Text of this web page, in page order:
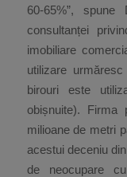
60-65%”,
consultanței
imobiliare
utilizare
birouri este
obișnuite).
milioane de metri
acestui deceniu
de neocupare